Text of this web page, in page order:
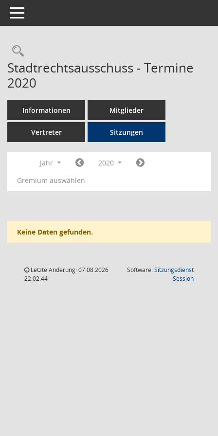
Toggle navigation
Rechercheauswahl
Stadtrechtsausschuss - Termine
2020
Informationen Mitglieder
Vertreter Sitzungen
Jahr
2020
Gremium auswählen
Keine Daten gefunden.
Letzte Änderung: 07.08.2026
22:02:44
Software:Sitzungsdienst
Session(Wird in